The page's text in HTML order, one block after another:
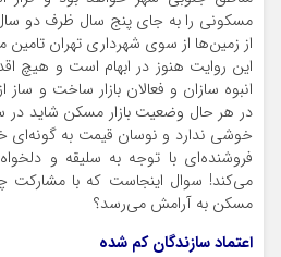
مسکونی را به جای پنج سال ظرف دو
از زمین‌ها از سوی شهرداری تهران
این روایت هنوز در ابهام است و هیچ
انبوه سازان و فعالان بازار ساخت و
در هر حال وضعیت بازار مسکن شاید در
خوشی ندارد و نوسان قیمت به گونه‌ای
فروشنده‌ای با توجه به سلیقه و
می‌کند! سوال اینجاست که با مشارکت
مسکن به آرامش می‌رسد؟
اعتماد سازندگان کم شده